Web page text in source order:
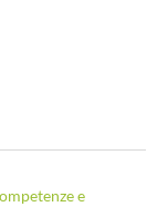
e